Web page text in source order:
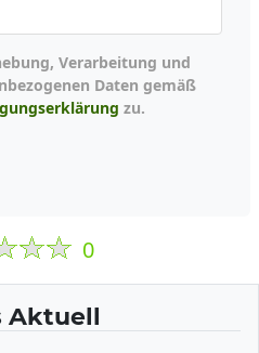
Daten gemäß
zu.
0
Aktuell